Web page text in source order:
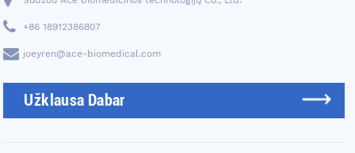
+86 18912386807
joeyren@ace-biomedical.com
Užklausa Dabar